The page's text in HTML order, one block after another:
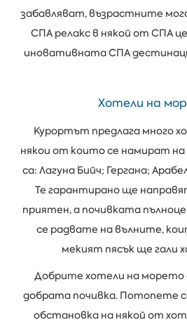
забавляват, възрастните
СПА релакс в някой от СПА
иновативната СПА
Хотели на
Курортът предлага много
някои от които се намират на
са: Лагуна Бийч; Гергана;
Те гарантирано ще
приятен, а почивката
се радвате на вълните,
мекият пясък ще гали
Добрите хотели на морето
добрата почивка. Потопете
обстановка на някой от